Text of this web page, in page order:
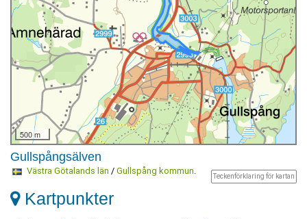
500 m
Gullspångsälven
Teckenförklaring för kartan
Västra Götalands län / Gullspång kommun.
Kartpunkter